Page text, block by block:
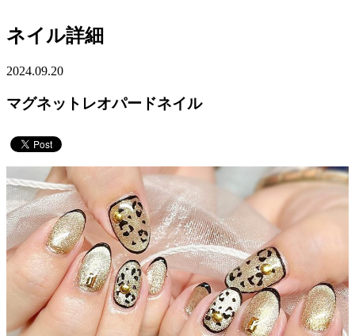
ネイル詳細
2024.09.20
マグネットレオパードネイル